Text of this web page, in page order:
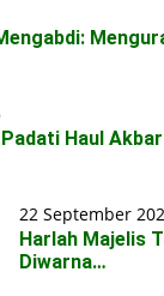
Haul
22 September
Harlah Majelis
Diwarna…